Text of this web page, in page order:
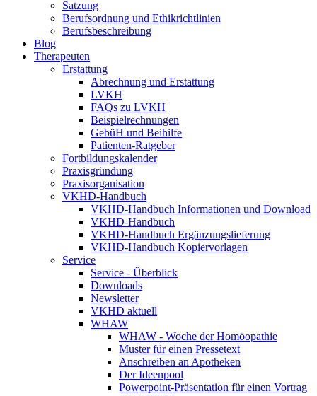
Satzung
Berufsordnung und Ethikrichtlinien
Berufsbeschreibung
Blog
Therapeuten
Erstattung
Abrechnung und Erstattung
LVKH
FAQs zu LVKH
Beispielrechnungen
GebüH und Beihilfe
Patienten-Ratgeber
Fortbildungskalender
Praxisgründung
Praxisorganisation
VKHD-Handbuch
VKHD-Handbuch Informationen und Download
VKHD-Handbuch
VKHD-Handbuch Ergänzungslieferung
VKHD-Handbuch Kopiervorlagen
Service
Service - Überblick
Downloads
Newsletter
VKHD aktuell
WHAW
WHAW - Woche der Homöopathie
Muster für einen Pressetext
Anschreiben an Apotheken
Der Ideenpool
Powerpoint-Präsentation für einen Vortrag